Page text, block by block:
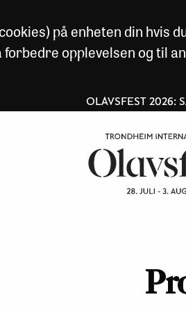
på enheten din hvis
opplevelsen og til
OLAVSFEST 2026: